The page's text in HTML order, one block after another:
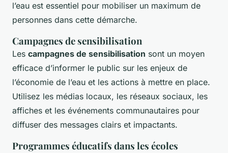
l’eau est essentiel pour mobiliser un maximum de
personnes dans cette démarche.
Campagnes de sensibilisation
Les campagnes de sensibilisation sont un moyen
efficace d’informer le public sur les enjeux de
l’économie de l’eau et les actions à mettre en place.
Utilisez les médias locaux, les réseaux sociaux, les
affiches et les événements communautaires pour
diffuser des messages clairs et impactants.
Programmes éducatifs dans les écoles